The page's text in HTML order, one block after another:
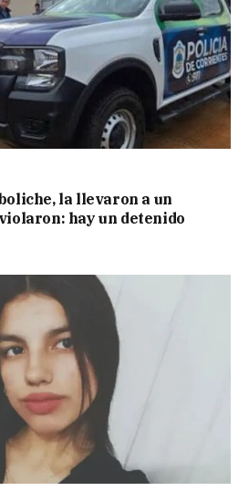
la llevaron a un
hay un detenido